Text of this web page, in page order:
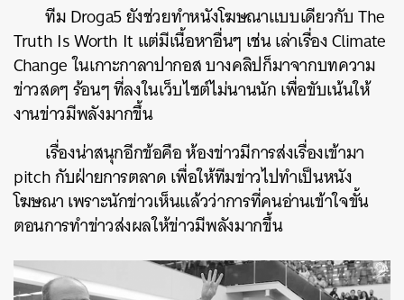
ทีมDroga5ยังช่วยทำหนังโฆษณาแบบเดียวกับThe
Truth Is Worth Itแต่มีเนื้อหาอื่นๆ เช่นเล่าเรื่องClimate
Changeในเกาะกาลาปากอสบางคลิปก็มาจากบทความ
ข่าวสดๆร้อนๆที่ลงในเว็บไซต์ไม่นานนักเพื่อขับเน้นให้
งานข่าวมีพลังมากขึ้น
เรื่องน่าสนุกอีกข้อคือห้องข่าวมีการส่งเรื่องเข้ามา
pitchกับฝ่ายการตลาดเพื่อให้ทีมข่าวไปทำเป็นหนัง
โฆษณาเพราะนักข่าวเห็นแล้วว่าการที่คนอ่านเข้าใจขั้น
ตอนการทำข่าวส่งผลให้ข่าวมีพลังมากขึ้น